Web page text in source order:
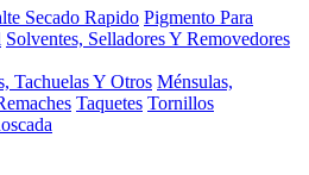
Secado Rapido Pigmento Para
Solventes, Selladores Y Removedores
Tachuelas Y Otros Ménsulas,
Taquetes Tornillos